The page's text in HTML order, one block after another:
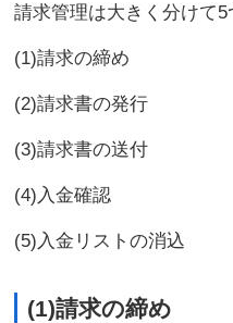
請求管理は大きく分けて5
(1)請求の締め
(2)請求書の発行
(3)請求書の送付
(4)入金確認
(5)入金リストの消込
(1)請求の締め